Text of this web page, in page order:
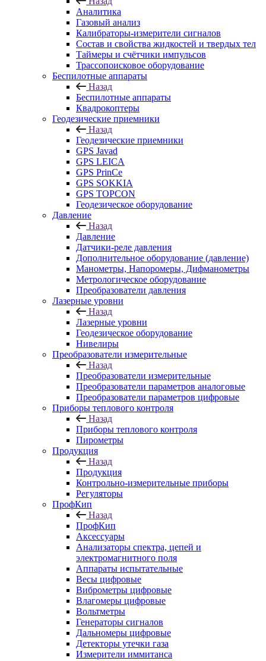
Аналитика
Газовый анализ
Калибраторы-измерители сигналов
Состав и свойства жидкостей и твердых тел
Таймеры и счётчики импульсов
Трассопоисковое оборудование
Беспилотные аппараты
Назад
Беспилотные аппараты
Квадрокоптеры
Геодезические приемники
Назад
Геодезические приемники
GPS Javad
GPS LEICA
GPS PrinCe
GPS SOKKIA
GPS TOPCON
Геодезическое оборудование
Давление
Назад
Давление
Датчики-реле давления
Дополнительное оборудование (давление)
Манометры, Напоромеры, Дифманометры
Метрологическое оборудование
Преобразователи давления
Лазерные уровни
Назад
Лазерные уровни
Геодезическое оборудование
Нивелиры
Преобразователи измерительные
Назад
Преобразователи измерительные
Преобразователи параметров аналоговые
Преобразователи параметров цифровые
Приборы теплового контроля
Назад
Приборы теплового контроля
Пирометры
Продукция
Назад
Продукция
Контрольно-измерительные приборы
Регуляторы
ПрофКип
Назад
ПрофКип
Аксессуары
Анализаторы спектра, цепей и
электромагнитного поля
Аппараты испытательные
Весы цифровые
Виброметры цифровые
Влагомеры цифровые
Вольтметры
Генераторы сигналов
Дальномеры цифровые
Детекторы утечки газа
Измерители иммитанса